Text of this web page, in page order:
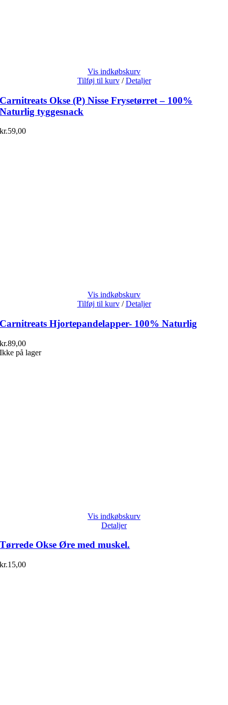
Vis indkøbskurv
Tilføj til kurv / Detaljer
Carnitreats Okse (P) Nisse Frysetørret – 100%
Naturlig tyggesnack
kr.59,00
Vis indkøbskurv
Tilføj til kurv / Detaljer
Carnitreats Hjortepandelapper- 100% Naturlig
kr.89,00
Ikke på lager
Vis indkøbskurv
Detaljer
Tørrede Okse Øre med muskel.
kr.15,00